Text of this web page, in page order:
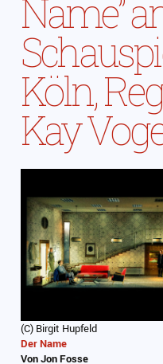
Name”
Köln,
Kay
(C) Birgit Hupfeld
Der Name
Von Jon Fosse